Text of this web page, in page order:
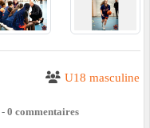
U18 masculine
- 0 commentaires